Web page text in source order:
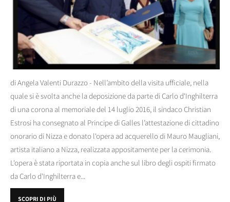
di Angela Valenti Durazzo - Nell’ambito della visita ufficiale, nella
quale si è svolta anche la deposizione da parte di Carlo d'Inghilterra
di una corona al memoriale del 14 luglio 2016, il sindaco Christian
Estrosi ha consegnato al Principe di Galles l’attestazione di cittadino
onorario di Nizza e donato l'opera ad acquerello di Mauro Maugliani,
artista italiano a Nizza, realizzata appositamente per la cerimonia.
L'opera è stata riportata in copia anche sul libro degli ospiti firmato
da Carlo d'Inghilterra e...
SCOPRI DI PIÙ